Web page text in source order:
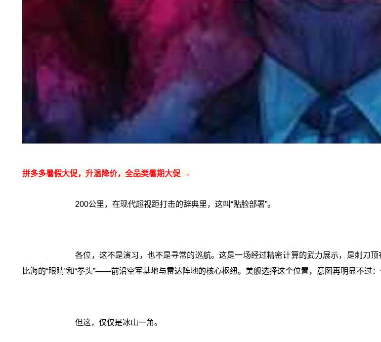
拼多多暑假大促，升温降价，全品类暑期大促 →
200公里，在现代超视距打击的辞典里，这叫“贴脸部署”。
各位，这不是演习，也不是寻常的巡航。这是一场经过精密计算的武力展示，是刺刀
比海的“眼睛”和“拳头”——前沿空军基地与雷达阵地的核心枢纽。美舰选择这个位置，意图再明显不过：
但这，仅仅是冰山一角。